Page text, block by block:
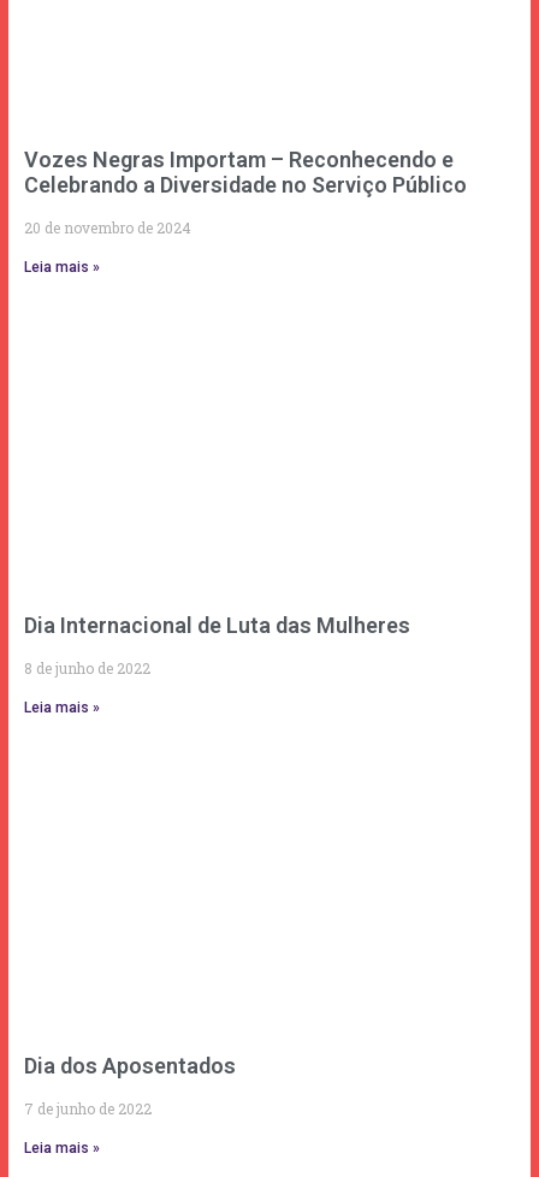
Vozes Negras Importam – Reconhecendo e
Celebrando a Diversidade no Serviço Público
20 de novembro de 2024
Leia mais »
Dia Internacional de Luta das Mulheres
8 de junho de 2022
Leia mais »
Dia dos Aposentados
7 de junho de 2022
Leia mais »